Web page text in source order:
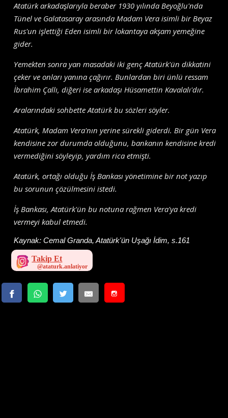
Atatürk arkadaşlarıyla beraber 1930 yılında Beyoğlu'nda
Tünel ve Galatasaray arasında Madam Vera isimli bir Beyaz
Rus'un işlettiği Eden isimli bir lokantaya akşam yemeğine
gider.
Yemekten sonra yan masadaki iki genç Atatürk'ün dikkatini
çeker ve onları yanına çağırır. Bunlardan biri ünlü ressam
İbrahim Çallı, diğeri ise arkadaşı Hüsamettin Kavalalı'dır.
Aralarındaki sohbette Atatürk bu sözleri söyler.
Atatürk, Madam Vera'nın yerine sürekli giderdi. Bir gün Vera
kendisine zor durumda olduğunu, bankanın kendisine kredi
vermediğini söyleyip, yardım rica etmişti.
Atatürk, ortağı olduğu İş Bankası yönetimine bir not yazıp
bu sorunun çözülmesini istedi.
İş Bankası, Atatürk'ün bu notuna rağmen Vera'ya kredi
vermeyi kabul etmedi.
Kaynak:Cemal Granda, Atatürk'ün Uşağı İdim, s.161
Takip Et